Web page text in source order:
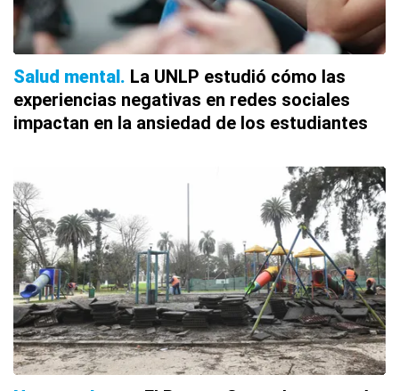
Salud mental La UNLP estudió cómo las
experiencias negativas en redes sociales
impactan en la ansiedad de los estudiantes